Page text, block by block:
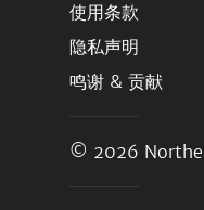
使用条款
隐私声明
鸣谢 & 贡献
© 2026